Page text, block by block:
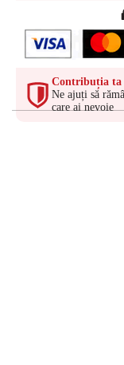
Contribuția ta
Ne ajuți să
care ai nevoie